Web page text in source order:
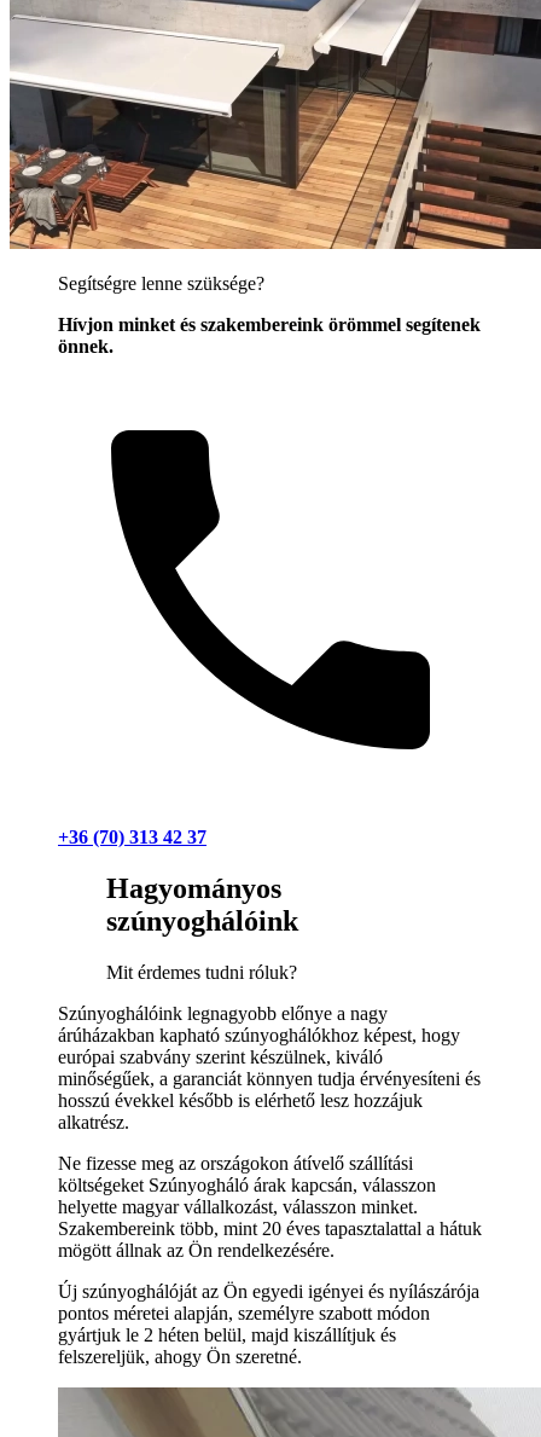
Segítségre lenne szüksége?
Hívjon minket és szakembereink örömmel segítenek
önnek.
+36 (70) 313 42 37
Hagyományos
szúnyoghálóink
Mit érdemes tudni róluk?
Szúnyoghálóink legnagyobb előnye a nagy
árúházakban kapható szúnyoghálókhoz képest, hogy
európai szabvány szerint készülnek, kiváló
minőségűek, a garanciát könnyen tudja érvényesíteni és
hosszú évekkel később is elérhető lesz hozzájuk
alkatrész.
Ne fizesse meg az országokon átívelő szállítási
költségeket Szúnyogháló árak kapcsán, válasszon
helyette magyar vállalkozást, válasszon minket.
Szakembereink több, mint 20 éves tapasztalattal a hátuk
mögött állnak az Ön rendelkezésére.
Új szúnyoghálóját az Ön egyedi igényei és nyílászárója
pontos méretei alapján, személyre szabott módon
gyártjuk le 2 héten belül, majd kiszállítjuk és
felszereljük, ahogy Ön szeretné.